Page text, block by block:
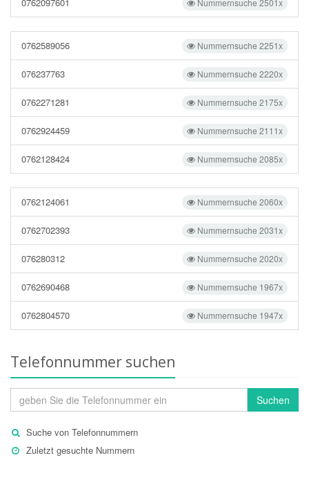
Nummernsuche 2501x
Nummernsuche 2251x
0762589056
Nummernsuche 2220x
076237763
Nummernsuche 2175x
0762271281
Nummernsuche 2111x
0762924459
Nummernsuche 2085x
0762128424
Nummernsuche 2060x
0762124061
Nummernsuche 2031x
0762702393
Nummernsuche 2020x
076280312
Nummernsuche 1967x
0762690468
Nummernsuche 1947x
0762804570
Telefonnummer suchen
Suchen
Suche von Telefonnummern
Zuletzt gesuchte Nummern